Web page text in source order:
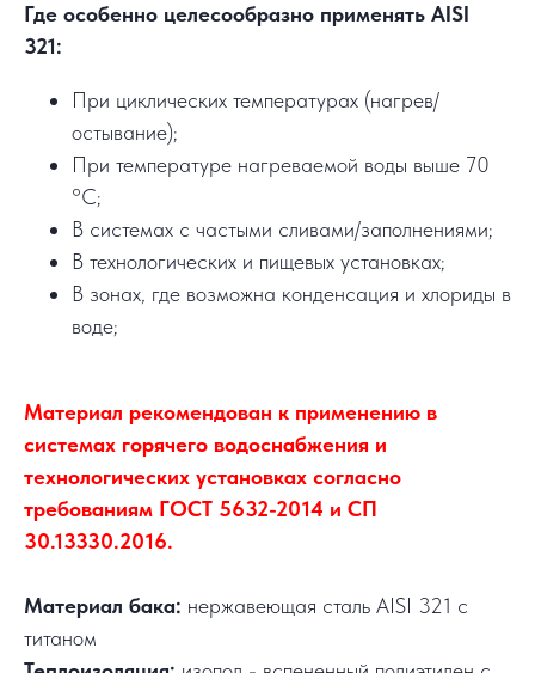
Где особенно целесообразно применять AISI
321:
При циклических температурах (нагрев/
остывание);
При температуре нагреваемой воды выше 70
°C;
В системах с частыми сливами/заполнениями;
В технологических и пищевых установках;
В зонах, где возможна конденсация и хлориды в
воде;
Материал рекомендован к применению в
системах горячего водоснабжения и
технологических установках согласно
требованиям ГОСТ 5632-2014 и СП
30.13330.2016.
Материал бака: нержавеющая сталь AISI 321 с
титаном